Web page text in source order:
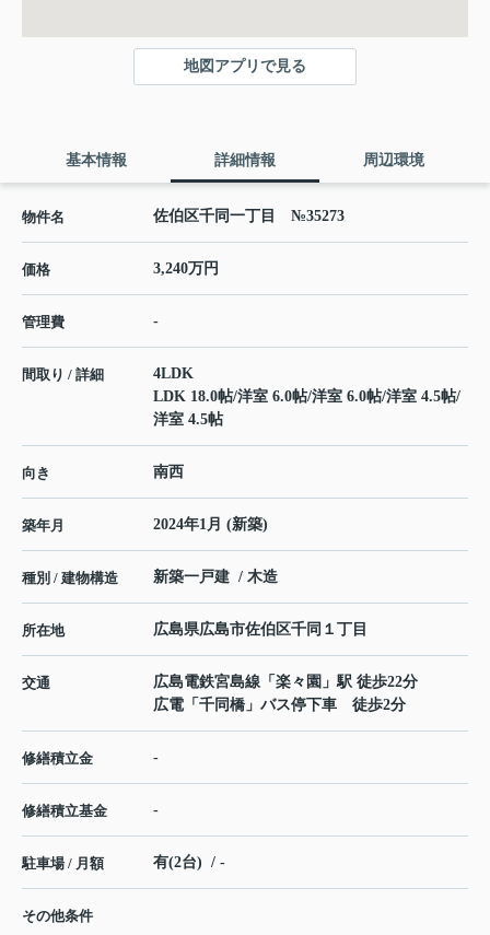
地図アプリで見る
基本情報 詳細情報 周辺環境
物件名 佐伯区千同一丁目 №35273
価格 3,240万円
管理費 -
間取り / 詳細
4LDK
LDK 18.0帖/洋室 6.0帖/洋室 6.0帖/洋室 4.5帖/
洋室 4.5帖
向き 南西
築年月 2024年1月 (新築)
種別 / 建物構造 新築一戸建 / 木造
所在地 広島県広島市佐伯区千同 １丁目
交通 広島電鉄宮島線 「 楽々園 」駅 徒歩22分
広電「千同橋」バス停下車 徒歩2分
修繕積立金 -
修繕積立基金 -
駐車場 / 月額 有(2台) / -
その他条件